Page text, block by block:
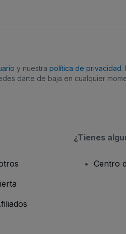
y nuestra política de privacidad.
darte de baja en cualquier
¿Tienes
Centro